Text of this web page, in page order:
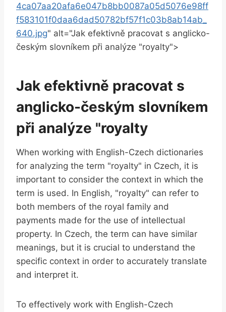
4ca07aa20afa6e047b8bb0087a05d5076e98ff
f583101f0daa6dad50782bf57f1c03b8ab14ab_
640.jpg" alt="Jak efektivně pracovat s anglicko-
českým slovníkem při analýze "royalty">
Jak efektivně pracovat s
anglicko-českým slovníkem
při analýze "royalty
When working with English-Czech dictionaries
for analyzing the term "royalty" in Czech, it is
important to consider the context in which the
term is used. In English, "royalty" can refer to
both members of the royal family and
payments made for the use of intellectual
property. In Czech, the term can have similar
meanings, but it is crucial to understand the
specific context in order to accurately translate
and interpret it.
To effectively work with English-Czech